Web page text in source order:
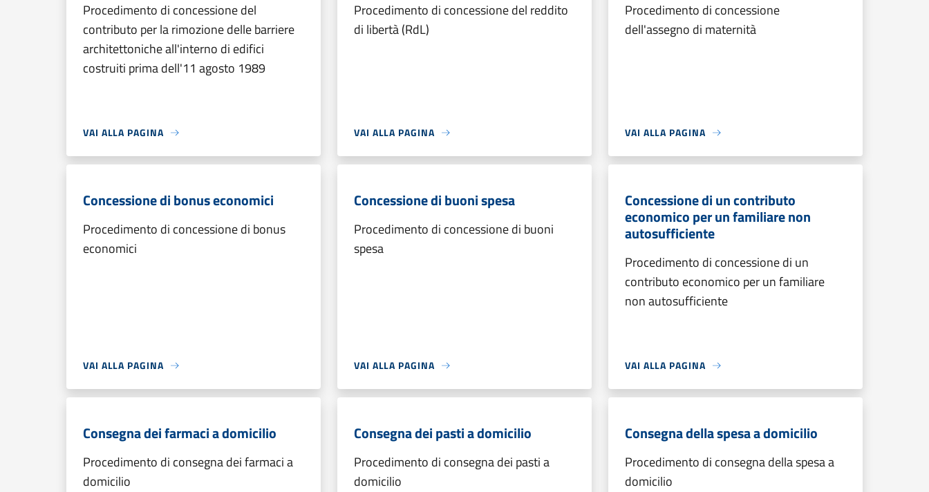
Procedimento di concessione del
contributo per la rimozione delle barriere
architettoniche all'interno di edifici
costruiti prima dell'11 agosto 1989
VAI ALLA PAGINA
Procedimento di concessione del reddito
di libertà (RdL)
VAI ALLA PAGINA
Procedimento di concessione
dell'assegno di maternità
VAI ALLA PAGINA
Concessione di bonus economici
Procedimento di concessione di bonus
economici
VAI ALLA PAGINA
Concessione di buoni spesa
Procedimento di concessione di buoni
spesa
VAI ALLA PAGINA
Concessione di un contributo
economico per un familiare non
autosufficiente
Procedimento di concessione di un
contributo economico per un familiare
non autosufficiente
VAI ALLA PAGINA
Consegna dei farmaci a domicilio
Procedimento di consegna dei farmaci a
domicilio
Consegna dei pasti a domicilio
Procedimento di consegna dei pasti a
domicilio
Consegna della spesa a domicilio
Procedimento di consegna della spesa a
domicilio